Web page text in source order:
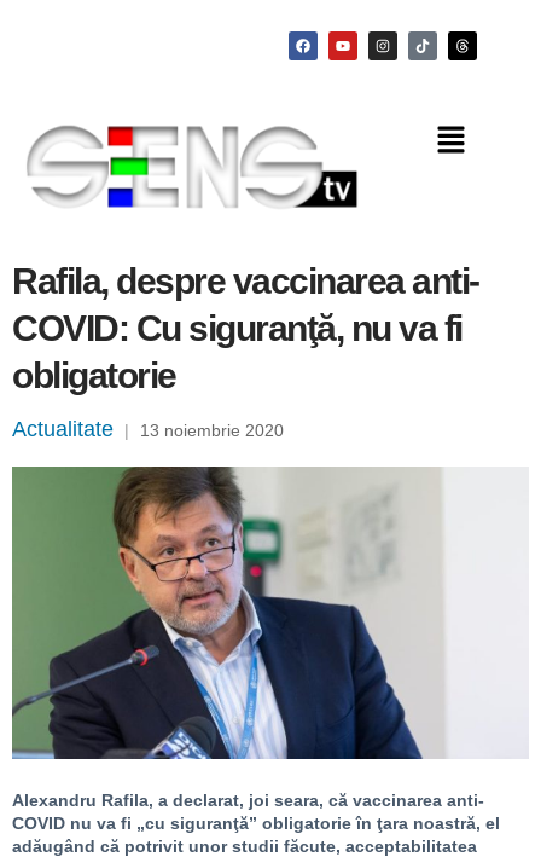
Rafila, despre vaccinarea anti-
COVID: Cu siguranţă, nu va fi
obligatorie
Actualitate | 13 noiembrie 2020
Alexandru Rafila, a declarat, joi seara, că vaccinarea anti-
COVID nu va fi „cu siguranţă” obligatorie în ţara noastră, el
adăugând că potrivit unor studii făcute, acceptabilitatea